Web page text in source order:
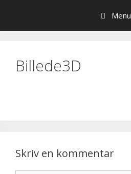
indhold
Menu
Billede3D
Skriv en kommentar